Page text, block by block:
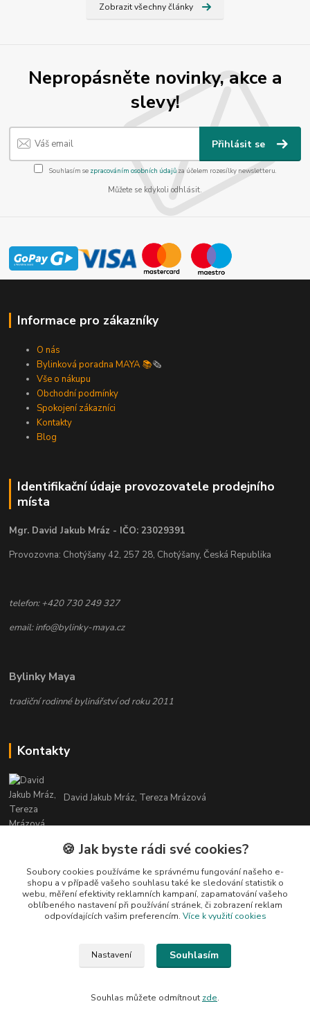
Zobrazit všechny články
Nepropásněte novinky, akce a
slevy!
Přihlásit se
Souhlasím se zpracováním osobních údajůza účelem rozesílky newsletteru.
Můžete se kdykoli odhlásit.
Informace pro zákazníky
O nás
Bylinková poradna MAYA 📚🗞️
Vše o nákupu
Obchodní podmínky
Spokojení zákazníci
Kontakty
Blog
Identifikační údaje provozovatele prodejního
místa
Mgr. David Jakub Mráz - IČO: 23029391
Provozovna: Chotýšany 42, 257 28, Chotýšany, Česká Republika
telefon: +420 730 249 327
email: info@bylinky-maya.cz
Bylinky Maya
tradiční rodinné bylinářství od roku 2011
Kontakty
David Jakub Mráz, Tereza Mrázová
info@bylinky-maya.cz
je bez souhlasu kopírovat ani publikovat!
🍪 Jak byste rádi své cookies?
Soubory cookies používáme ke správnému fungování našeho e-
shopu a v případě vašeho souhlasu také ke sledování statistik o
webu, měření efektivity reklamních kampaní, zapamatování vašeho
oblíbeného nastavení při používání stránek, či zobrazení reklam
odpovídajících vašim preferencím. Více k využití cookies
Nastavení Souhlasím
Souhlas můžete odmítnout zde.